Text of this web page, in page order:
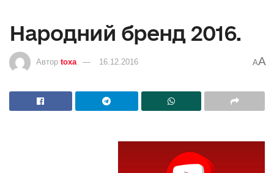
Народний бренд 2016.
Автор toxa 16.12.2016 AA